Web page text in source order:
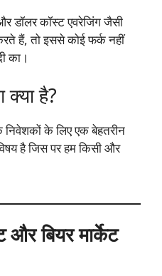
डॉलर कॉस्ट एवरेजिंग जैसी
हैं, तो इससे कोई फर्क नहीं
का।
क्या है?
निवेशकों के लिए एक बेहतरीन
है जिस पर हम किसी और
और बियर मार्केट